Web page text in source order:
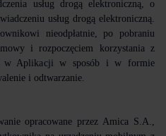
usług drogą elektroniczną, o
usług drogą elektroniczną.
nieodpłatnie, po pobraniu
i rozpoczęciem korzystania z
w Aplikacji w sposób i w formie
i odtwarzanie.
opracowane przez Amica S.A.,